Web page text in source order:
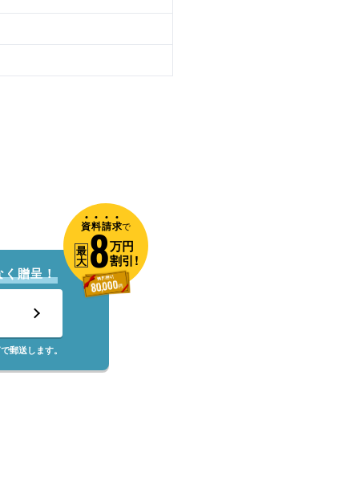
く贈呈！
郵送します。
資料請求で
最
大8万円
割引!